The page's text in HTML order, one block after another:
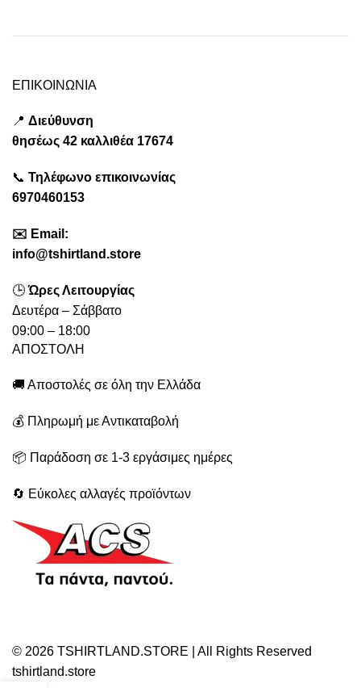
ΕΠΙΚΟΙΝΩΝΙΑ
📍 Διεύθυνση
θησέως 42 καλλιθέα 17674
📞 Τηλέφωνο επικοινωνίας
6970460153
✉️ Emai l:
info@tshirtland.store
🕒Ώρες Λειτουργίας
Δευτέρα – Σάββατο
09:00 – 18:00
ΑΠΟΣΤΟΛΗ
🚚 Αποστολές σε όλη την Ελλάδα
💰 Πληρωμή με Αντικαταβολή
📦 Παράδοση σε 1-3 εργάσιμες ημέρες
🔄 Εύκολες αλλαγές προϊόντων
© 2026 TSHIRTLAND.STORE | All Rights Reserved
tshirtland.store